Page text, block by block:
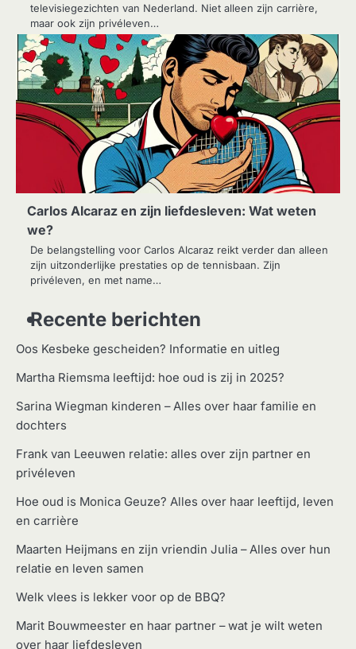
televisiegezichten van Nederland. Niet alleen zijn carrière,
maar ook zijn privéleven…
Carlos Alcaraz en zijn liefdesleven: Wat weten
we?
De belangstelling voor Carlos Alcaraz reikt verder dan alleen
zijn uitzonderlijke prestaties op de tennisbaan. Zijn
privéleven, en met name…
Recente berichten
Oos Kesbeke gescheiden? Informatie en uitleg
Martha Riemsma leeftijd: hoe oud is zij in 2025?
Sarina Wiegman kinderen – Alles over haar familie en
dochters
Frank van Leeuwen relatie: alles over zijn partner en
privéleven
Hoe oud is Monica Geuze? Alles over haar leeftijd, leven
en carrière
Maarten Heijmans en zijn vriendin Julia – Alles over hun
relatie en leven samen
Welk vlees is lekker voor op de BBQ?
Marit Bouwmeester en haar partner – wat je wilt weten
over haar liefdesleven